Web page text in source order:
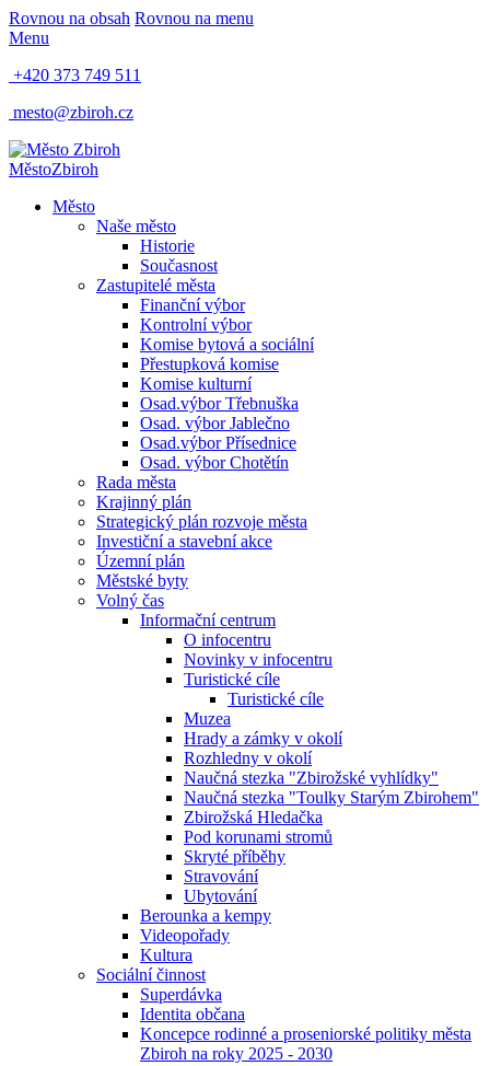
Rovnou na obsah Rovnou na menu
Menu
+420 373 749 511
mesto@zbiroh.cz
MěstoZbiroh
Město
Naše město
Historie
Současnost
Zastupitelé města
Finanční výbor
Kontrolní výbor
Komise bytová a sociální
Přestupková komise
Komise kulturní
Osad.výbor Třebnuška
Osad. výbor Jablečno
Osad.výbor Přísednice
Osad. výbor Chotětín
Rada města
Krajinný plán
Strategický plán rozvoje města
Investiční a stavební akce
Územní plán
Městské byty
Volný čas
Informační centrum
O infocentru
Novinky v infocentru
Turistické cíle
Turistické cíle
Muzea
Hrady a zámky v okolí
Rozhledny v okolí
Naučná stezka "Zbirožské vyhlídky"
Naučná stezka "Toulky Starým Zbirohem"
Zbirožská Hledačka
Pod korunami stromů
Skryté příběhy
Stravování
Ubytování
Berounka a kempy
Videopořady
Kultura
Sociální činnost
Superdávka
Identita občana
Koncepce rodinné a proseniorské politiky města
Zbiroh na roky 2025 - 2030